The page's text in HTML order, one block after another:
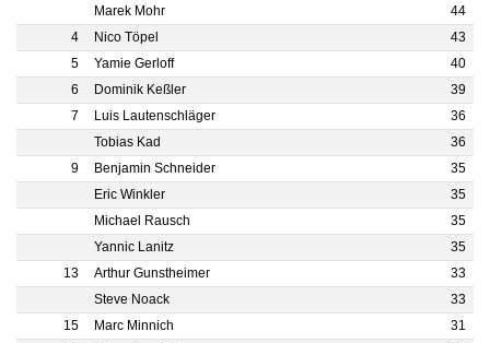
Marek Mohr
44
4
Nico Töpel
43
5
Yamie Gerloff
40
6
Dominik Keßler
39
7
Luis Lautenschläger
36
Tobias Kad
36
9
Benjamin Schneider
35
Eric Winkler
35
Michael Rausch
35
Yannic Lanitz
35
13
Arthur Gunstheimer
33
Steve Noack
33
15
Marc Minnich
31